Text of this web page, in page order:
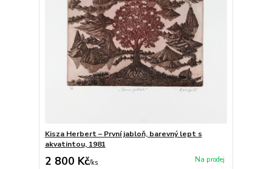
Kisza Herbert – První jabloň, barevný lept s
akvatintou, 1981
2 800 Kč/ks